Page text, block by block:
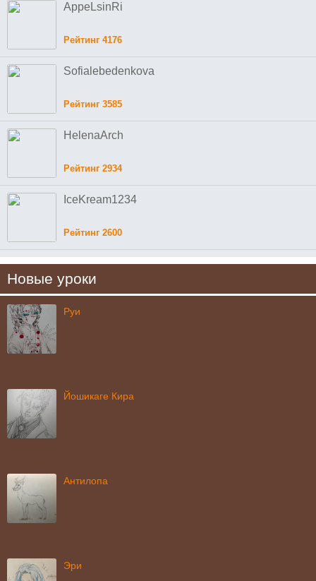
AppeLsinRi
Рейтинг 4176
Sofialebedenkova
Рейтинг 3585
HelenaArch
Рейтинг 2934
IceKream1234
Рейтинг 2600
Новые уроки
Руи
Йошикаге Кира
Антилопа
Эри